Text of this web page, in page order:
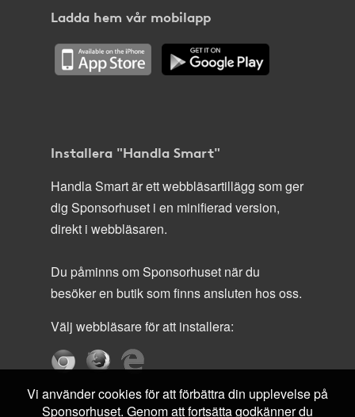
Ladda hem vår mobilapp
Installera "Handla Smart"
Handla Smart är ett webbläsartillägg som ger
dig Sponsorhuset i en minifierad version,
direkt i webbläsaren.
Du påminns om Sponsorhuset när du
besöker en butik som finns ansluten hos oss.
Välj webbläsare för att installera:
Vi använder cookies för att förbättra din upplevelse på
Sponsorhuset. Genom att fortsätta godkänner du